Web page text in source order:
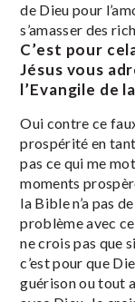
de Dieu pour
s’amasser des
C’est pour
Jésus vous
l’Evangile de
Oui contre ce
prospérité en tant
pas ce qui me
moments
la Bible n’a pas
problème avec
ne crois pas que
c’est pour que
guérison ou tout